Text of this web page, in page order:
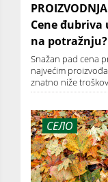
Cene đubriva
na potražnju?
Snažan pad cena
najvećim
znatno niže
СЕЛО